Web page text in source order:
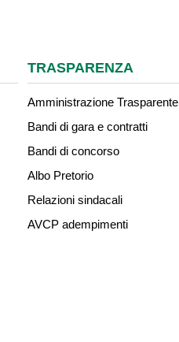
TRASPARENZA
Amministrazione Trasparente
Bandi di gara e contratti
Bandi di concorso
Albo Pretorio
Relazioni sindacali
AVCP adempimenti